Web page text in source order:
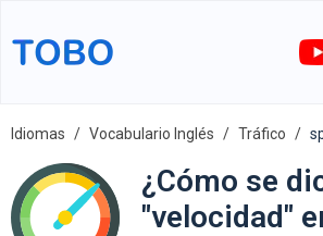
Idiomas Vocabulario Inglés Tráfico
¿Cómo se
"velocidad"